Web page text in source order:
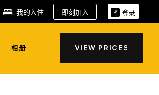
我的入住 即刻加入 登录
相册 VIEW PRICES